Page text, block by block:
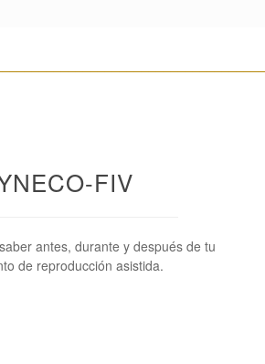
FIV
antes, durante y después de tu
de reproducción asistida.